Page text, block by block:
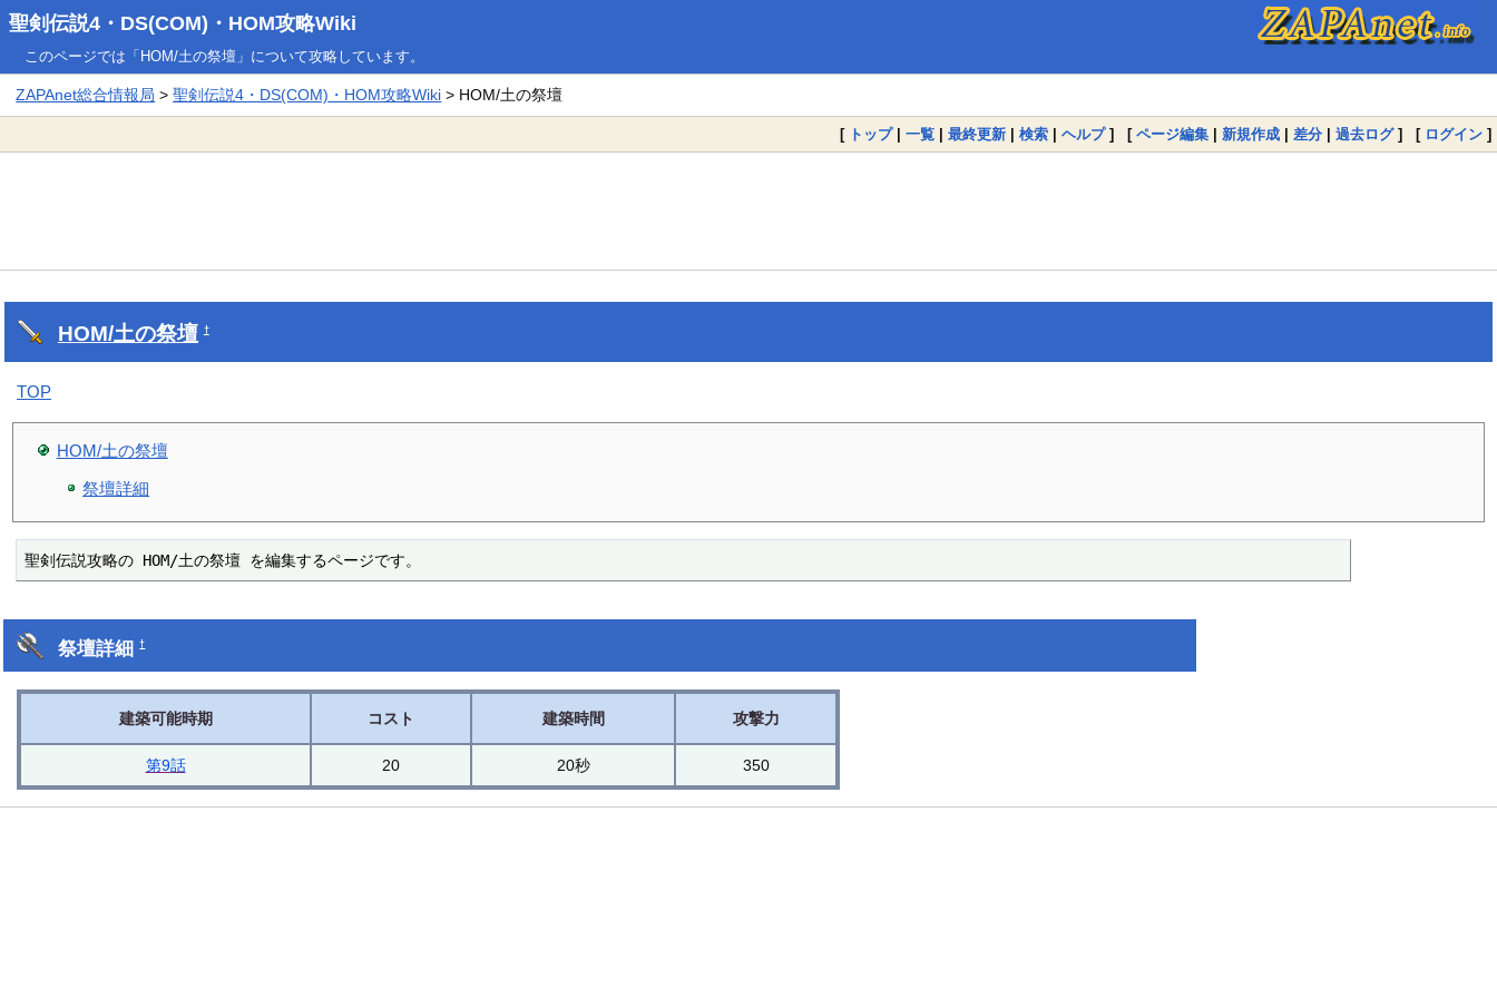
聖剣伝説4・DS(COM)・HOM攻略Wiki
このページでは「HOM/土の祭壇」について攻略しています。
ZAPAnet総合情報局 >聖剣伝説4・DS(COM)・HOM攻略Wiki > HOM/土の祭壇
[ トップ| 一覧 | 最終更新 | 検索 | ヘルプ] [ ページ編集 | 新規作成 | 差分 | 過去ログ] [ ログイン ]
HOM/土の祭壇 †
TOP
HOM/土の祭壇
祭壇詳細
聖剣伝説攻略の HOM/土の祭壇 を編集するページです。
祭壇詳細†
建築可能時期 コスト 建築時間 攻撃力
第9話 20 20秒 350